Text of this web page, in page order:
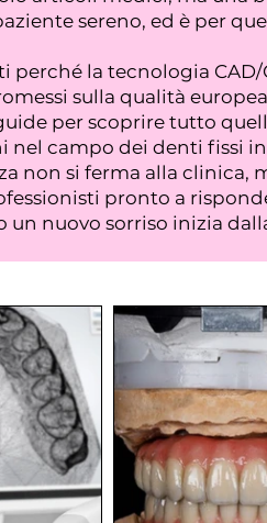
sereno, ed è per
perché la tecnologia
sulla qualità
per scoprire tutto
nel campo dei denti fissi in
non si ferma alla
pronto a
un nuovo sorriso inizia